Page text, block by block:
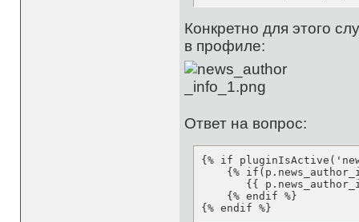
Конкретно для этого
в профиле:
Ответ на вопрос:
{% if
{%
{{
    {% endif %}
{% endif %}